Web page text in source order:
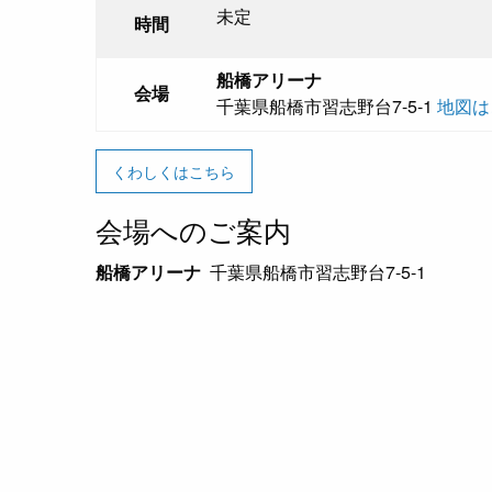
時間 未定
会場
船橋アリーナ
千葉県船橋市習志野台7-5-1 地図
くわしくはこちら
会場へのご案内
船橋アリーナ 千葉県船橋市習志野台7-5-1